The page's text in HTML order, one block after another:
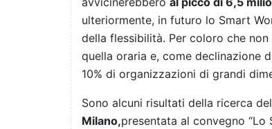
ulteriormente, in futuro lo Smart
della flessibilità. Per coloro che
quella oraria e, come declinazione
10% di organizzazioni di grandi
Sono alcuni risultati della ricerca
Milano,presentata al convegno